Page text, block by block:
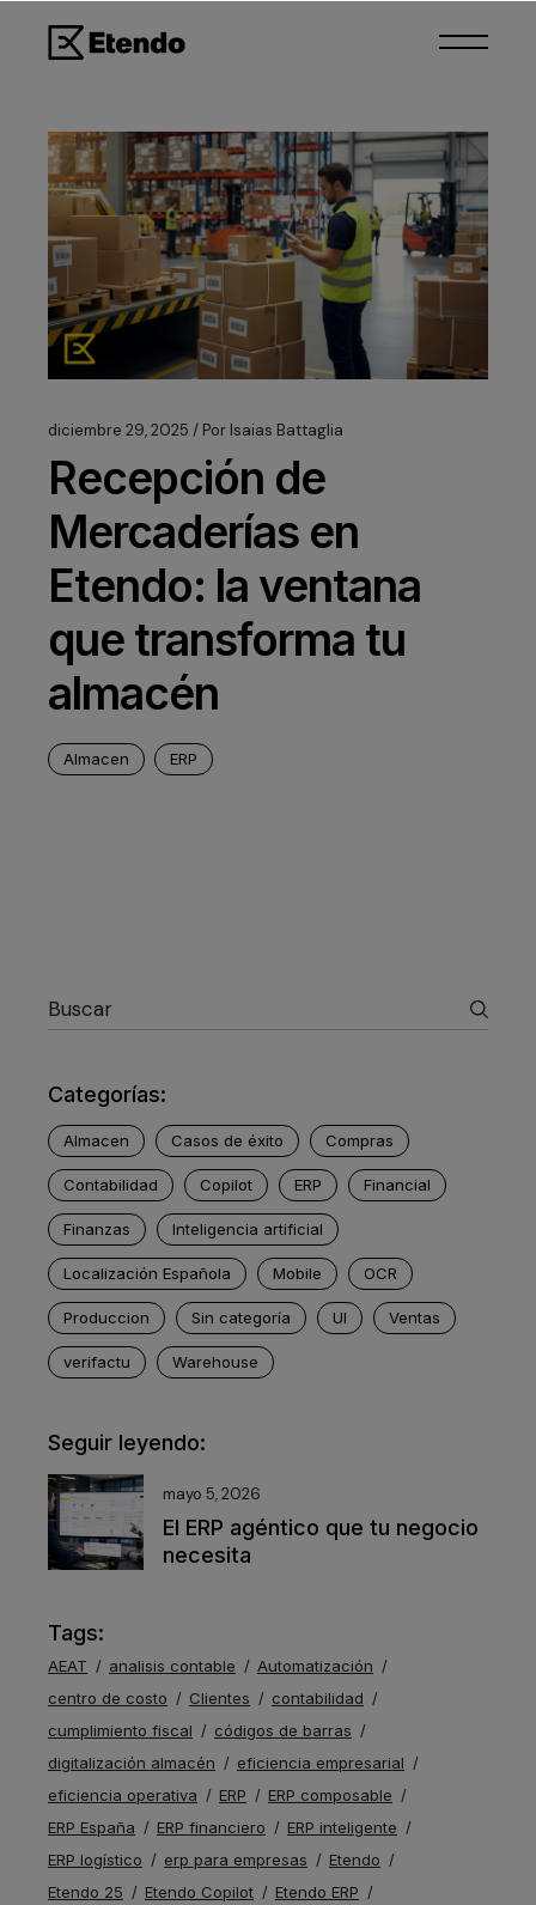
diciembre 29, 2025 Por Isaias Battaglia
Recepción de
Mercaderías en
Etendo: la ventana
que transforma tu
almacén
Almacen ERP
Categorías:
Almacen Casos de éxito Compras
Contabilidad Copilot ERP Financial
Finanzas Inteligencia artificial
Localización Española Mobile OCR
Produccion Sin categoría UI Ventas
verifactu Warehouse
Seguir leyendo:
mayo 5, 2026
El ERP agéntico que tu negocio
necesita
Tags:
AEAT analisis contable
Automatización
centro de costo
Clientes
contabilidad
cumplimiento fiscal
códigos de barras
digitalización almacén
eficiencia empresarial
eficiencia operativa
ERP
ERP composable
ERP España
ERP financiero
ERP inteligente
ERP logístico
erp para empresas
Etendo
Etendo 25
Etendo Copilot
Etendo ERP